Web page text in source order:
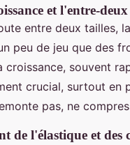
et l'entre-
entre deux tailles,
peu de jeu que des
croissance, souvent
crucial, surtout en
pas, ne
de l'élastique et des